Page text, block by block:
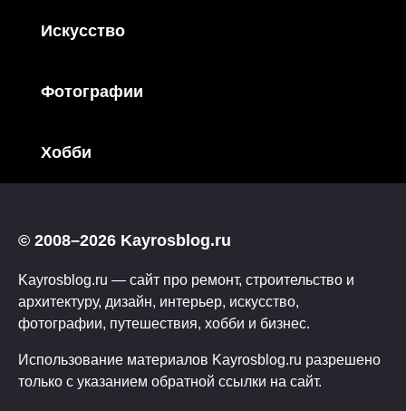
Искусство
Фотографии
Хобби
© 2008–2026 Kayrosblog.ru
Kayrosblog.ru — сайт про ремонт, строительство и
архитектуру, дизайн, интерьер, искусство,
фотографии, путешествия, хобби и бизнес.
Использование материалов Kayrosblog.ru разрешено
только с указанием обратной ссылки на сайт.